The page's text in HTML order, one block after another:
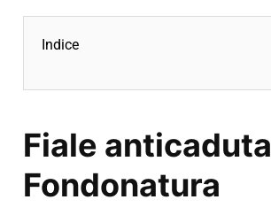
Indice
Fiale anticaduta
Fondonatura